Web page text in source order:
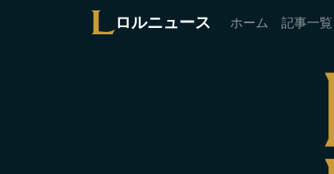
ロルニュース ホーム 記事一覧